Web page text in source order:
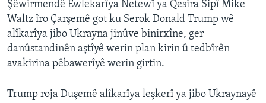
Zimanên Din
Şêwirmendê Ewlekarîya Netewî ya Qesira Sipî Mike
Waltz îro Çarşemê got ku Serok Donald Trump wê
alîkarîya jibo Ukrayna jinûve binirxîne, ger
danûstandinên aştîyê werin plan kirin û tedbîrên
avakirina pêbawerîyê werin girtin.
Trump roja Duşemê alîkarîya leşkerî ya jibo Ukraynayê